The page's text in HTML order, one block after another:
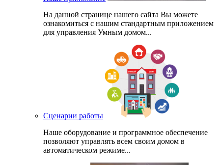
На данной странице нашего сайта Вы можете
ознакомиться с нашим стандартным приложением
для управления Умным домом...
Сценарии работы
Наше оборудование и программное обеспечение
позволяют управлять всем своим домом в
автоматическом режиме...